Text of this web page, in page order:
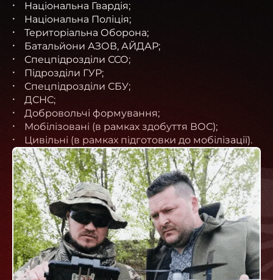
Національна Гвардія;
Національна Поліція;
Територіальна Оборона;
Батальйони АЗОВ, АЙДАР;
Спецпідрозділи ССО;
Підрозділи ГУР;
Спецпідрозділи СБУ;
ДСНС;
Добровольчі формування;
Мобілізовані (в рамках здобуття ВОС);
Цивільні (в рамках підготовки до мобілізації).